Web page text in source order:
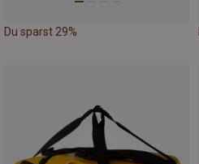
Du sparst 29%